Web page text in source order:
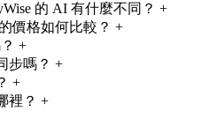
的 AI 有什麼不同？ +
價格如何比較？ +
+
步嗎？ +
+
裡？ +